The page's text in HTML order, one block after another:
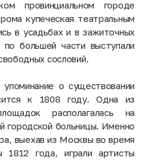
провинциальном городе
купеческая театральным
в усадьбах и в зажиточных
большей части выступали
сословий.
о существовании
к 1808 году. Одна из
располагалась на
городской больницы. Именно
выехав из Москвы во время
1812 года, играли артисты